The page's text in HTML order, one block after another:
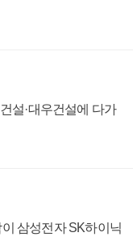
설·대우건설에 다가
삼성전자 SK하이닉